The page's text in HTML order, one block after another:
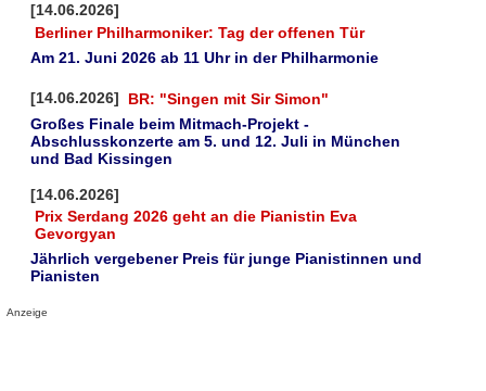
[14.06.2026]
Berliner Philharmoniker: Tag der offenen Tür
Am 21. Juni 2026 ab 11 Uhr in der Philharmonie
[14.06.2026]
BR: "Singen mit Sir Simon"
Großes Finale beim Mitmach-Projekt -
Abschlusskonzerte am 5. und 12. Juli in München
und Bad Kissingen
[14.06.2026]
Prix Serdang 2026 geht an die Pianistin Eva
Gevorgyan
Jährlich vergebener Preis für junge Pianistinnen und
Pianisten
Anzeige